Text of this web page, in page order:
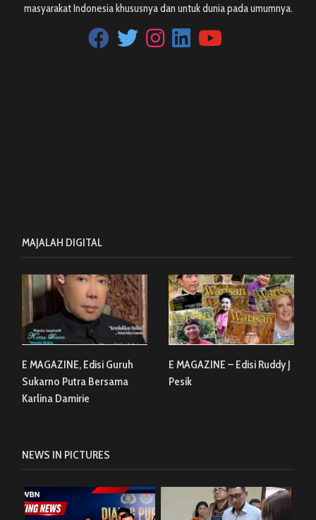
masyarakat Indonesia khususnya dan untuk dunia pada umumnya.
MAJALAH DIGITAL
E MAGAZINE, Edisi Guruh
Sukarno Putra Bersama
Karlina Damirie
E MAGAZINE – Edisi Ruddy J
Pesik
NEWS IN PICTURES